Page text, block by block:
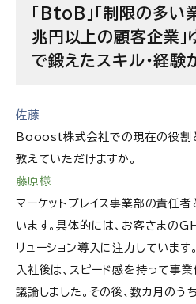
「BtoB」「制限の多い
兆円以上の顧客企業」
で鍛えたスキル・経験
佐藤
Booost株式会社での現在の役割
教えていただけますか。
藤原様
マーケットプレイス事業部の責任
います。具体的には、お客さまの
リューション導入に注力しています。
入社後は、スピード感を持って事
議論しました。その後、数カ月のう